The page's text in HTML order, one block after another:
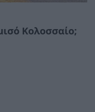
Κολοσσαίο;